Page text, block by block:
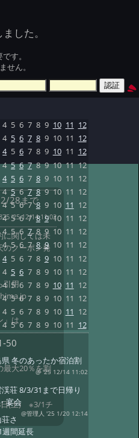
した。
す。
せん。
28まで
'25 12/14 11:02
に関しては未
のクーポン発
引用
は、
最大20％を割
日(土) ※3/1チ
4 5 6 7 8 9 10 11 12
4 5 6 7 8 9 10 11 12
4 5 6 7 8 9 10 11 12
4 5 6 7 8 9 10 11 12
4 5 6 7 8 9 10 11 12
4 5 6 7 8 9 10 11 12
4 5 6 7 8 9 10 11 12
4 5 6 7 8 9 10 11 12
4 5 6 7 8 9 10 11 12
4 5 6 7 8 9 10 11 12
4 5 6 7 8 9 10 11 12
4 5 6 7 8 9 10 11 12
4 5 6 7 8 9 10 11 12
4 5 6 7 8 9 10 11 12
4 5 6 7 8 9 10 11 12
4 5 6 7 8 9 10 11 12
50
県 冬のあったか宿泊割
@ '25 12/14 11:02
荘 8/3/31まで日帰り
宴会
@管理人 '25 1/20 12:14
さ
週間延長